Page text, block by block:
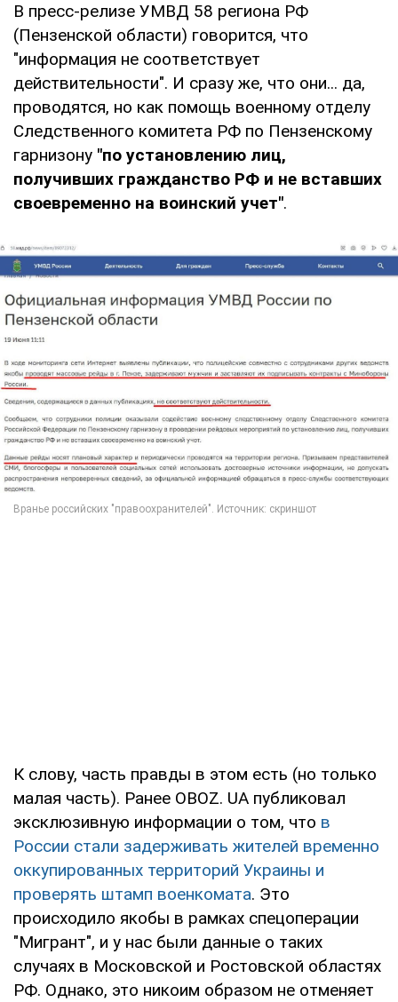
В пресс-релизе УМВД 58 региона РФ
(Пензенской области) говорится, что
"информация не соответствует
действительности". И сразу же, что они... да,
проводятся, но как помощь военному отделу
Следственного комитета РФ по Пензенскому
гарнизону "по установлению лиц,
получивших гражданство РФ и не вставших
своевременно на воинский учет".
К слову, часть правды в этом есть (но только
малая часть). Ранее OBOZ. UA публиковал
эксклюзивную информации о том, что в
России стали задерживать жителей временно
оккупированных территорий Украины и
проверять штамп военкомата. Это
происходило якобы в рамках спецоперации
"Мигрант", и у нас были данные о таких
случаях в Московской и Ростовской областях
РФ. Однако, это никоим образом не отменяет